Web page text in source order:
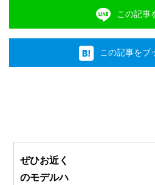
この記事
この記事をブ
ぜひお近く
のモデルハ